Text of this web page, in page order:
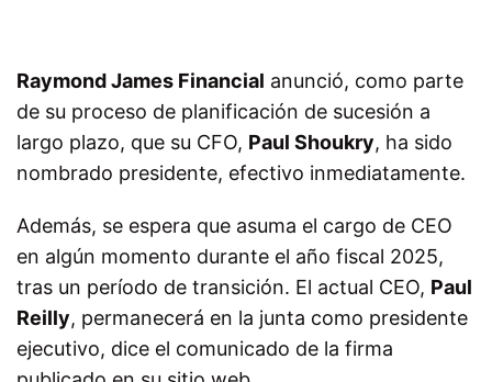
Raymond James Financial anunció, como parte
de su proceso de planificación de sucesión a
largo plazo, que su CFO, Paul Shoukry, ha sido
nombrado presidente, efectivo inmediatamente.
Además, se espera que asuma el cargo de CEO
en algún momento durante el año fiscal 2025,
tras un período de transición. El actual CEO, Paul
Reilly, permanecerá en la junta como presidente
ejecutivo, dice el comunicado de la firma